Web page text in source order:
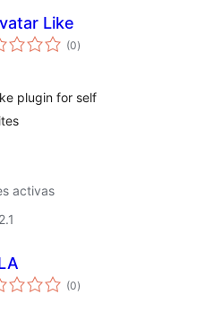
Like
(0total
de
)
plugin for self
activas
(0total
de
)